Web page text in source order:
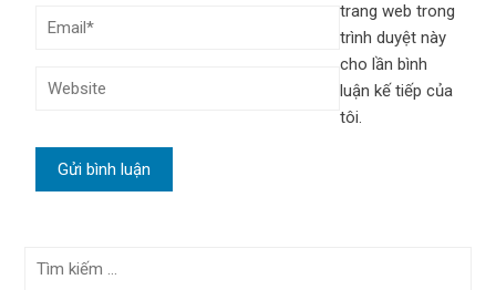
trang web trong
trình duyệt này
cho lần bình
luận kế tiếp của
tôi.
Tìm